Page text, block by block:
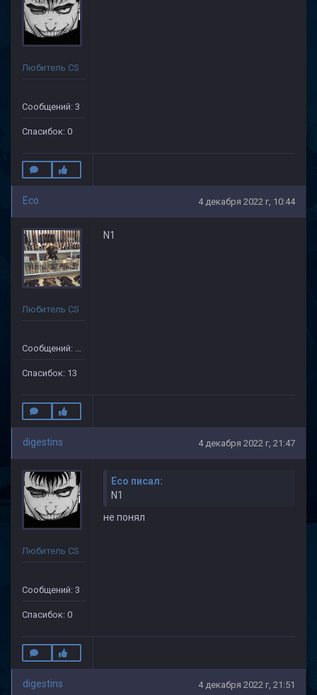
Любитель CS
Сообщений: 3
Спасибок: 0
Eco 4 декабря 2022 г, 10:44
Любитель CS
Сообщений: 87
Спасибок: 13
N1
digestins 4 декабря 2022 г, 21:47
Любитель CS
Сообщений: 3
Спасибок: 0
Eco писал:
N1
не понял
digestins 4 декабря 2022 г, 21:51